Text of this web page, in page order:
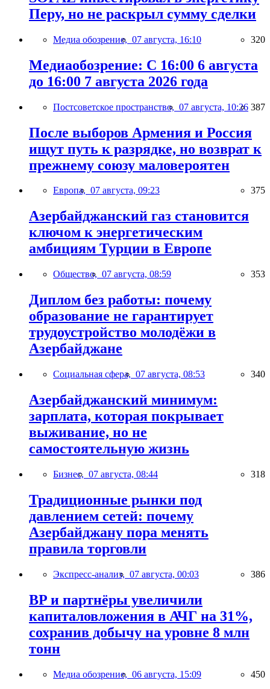
Перу, но не раскрыл сумму сделки
Медиа обозрение, 07 августа, 16:10 320
Медиаобозрение: С 16:00 6 августа
до 16:00 7 августа 2026 года
Постсоветское пространство, 07 августа, 10:26 387
После выборов Армения и Россия
ищут путь к разрядке, но возврат к
прежнему союзу маловероятен
Европа, 07 августа, 09:23 375
Азербайджанский газ становится
ключом к энергетическим
амбициям Турции в Европе
Общество, 07 августа, 08:59 353
Диплом без работы: почему
образование не гарантирует
трудоустройство молодёжи в
Азербайджане
Социальная сфера, 07 августа, 08:53 340
Азербайджанский минимум:
зарплата, которая покрывает
выживание, но не
самостоятельную жизнь
Бизнес, 07 августа, 08:44 318
Традиционные рынки под
давлением сетей: почему
Азербайджану пора менять
правила торговли
Экспресс-анализ, 07 августа, 00:03 386
BP и партнёры увеличили
капиталовложения в АЧГ на 31%,
сохранив добычу на уровне 8 млн
тонн
Медиа обозрение, 06 августа, 15:09 450